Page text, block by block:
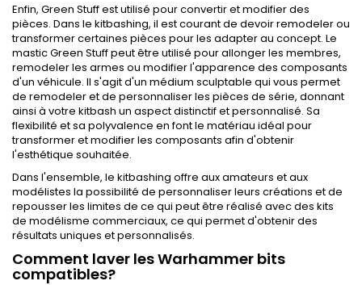
Enfin, Green Stuff est utilisé pour convertir et modifier des
pièces. Dans le kitbashing, il est courant de devoir remodeler ou
transformer certaines pièces pour les adapter au concept. Le
mastic Green Stuff peut être utilisé pour allonger les membres,
remodeler les armes ou modifier l'apparence des composants
d'un véhicule. Il s'agit d'un médium sculptable qui vous permet
de remodeler et de personnaliser les pièces de série, donnant
ainsi à votre kitbash un aspect distinctif et personnalisé. Sa
flexibilité et sa polyvalence en font le matériau idéal pour
transformer et modifier les composants afin d'obtenir
l'esthétique souhaitée.
Dans l'ensemble, le kitbashing offre aux amateurs et aux
modélistes la possibilité de personnaliser leurs créations et de
repousser les limites de ce qui peut être réalisé avec des kits
de modélisme commerciaux, ce qui permet d'obtenir des
résultats uniques et personnalisés.
Comment laver les Warhammer bits
compatibles?